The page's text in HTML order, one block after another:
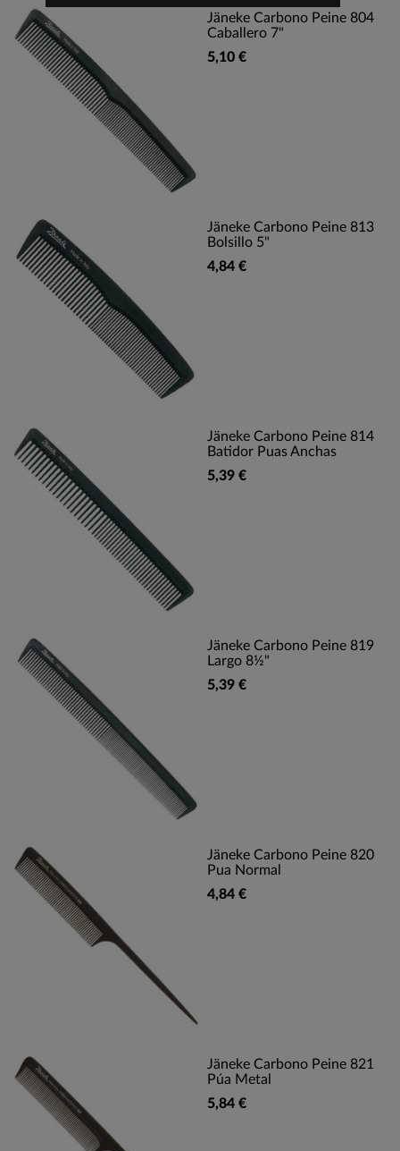
Jäneke Carbono Peine 804
Caballero 7"
5,10 €
Jäneke Carbono Peine 813
Bolsillo 5"
4,84 €
Jäneke Carbono Peine 814
Batidor Puas Anchas
5,39 €
Jäneke Carbono Peine 819
Largo 8½"
5,39 €
Jäneke Carbono Peine 820
Pua Normal
4,84 €
Jäneke Carbono Peine 821
Púa Metal
5,84 €